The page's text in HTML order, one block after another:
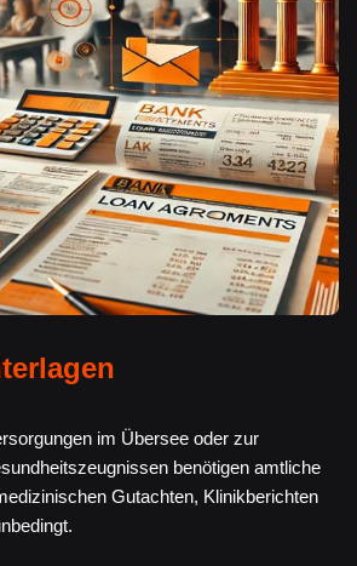
im Übersee oder zur
benötigen amtliche
Gutachten, Klinikberichten